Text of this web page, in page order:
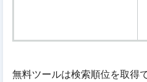
無料ツールは検索順位を取得